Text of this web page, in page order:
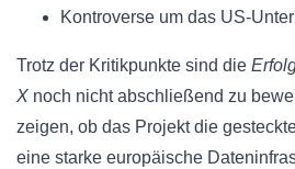
Kontroverse um das US-
Trotz der Kritikpunkte sind die
X noch nicht abschließend zu
zeigen, ob das Projekt die
eine starke europäische